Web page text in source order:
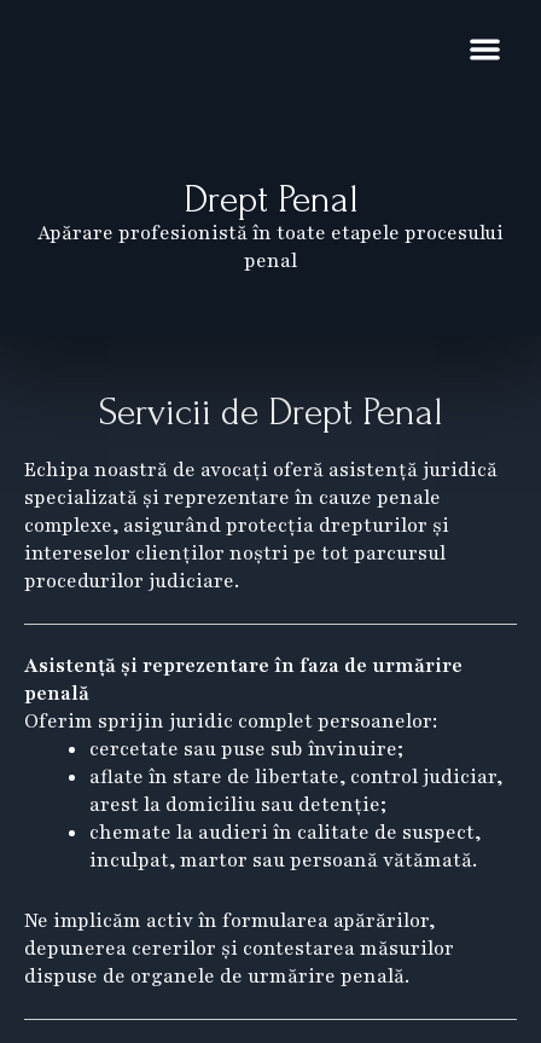
Drept Penal
Apărare profesionistă în toate etapele procesului
penal
Servicii de Drept Penal
Echipa noastră de avocați oferă asistență juridică
specializată și reprezentare în cauze penale
complexe, asigurând protecția drepturilor și
intereselor clienților noștri pe tot parcursul
procedurilor judiciare.
Asistență și reprezentare în faza de urmărire
penală
Oferim sprijin juridic complet persoanelor:
cercetate sau puse sub învinuire;
aflate în stare de libertate, control judiciar,
arest la domiciliu sau detenție;
chemate la audieri în calitate de suspect,
inculpat, martor sau persoană vătămată.
Ne implicăm activ în formularea apărărilor,
depunerea cererilor și contestarea măsurilor
dispuse de organele de urmărire penală.